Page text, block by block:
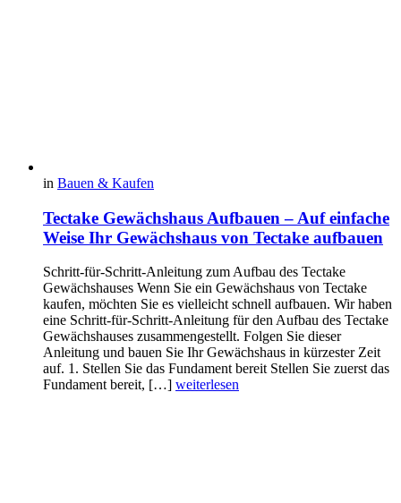
in Bauen & Kaufen
Tectake Gewächshaus Aufbauen – Auf einfache
Weise Ihr Gewächshaus von Tectake aufbauen
Schritt-für-Schritt-Anleitung zum Aufbau des Tectake
Gewächshauses Wenn Sie ein Gewächshaus von Tectake
kaufen, möchten Sie es vielleicht schnell aufbauen. Wir haben
eine Schritt-für-Schritt-Anleitung für den Aufbau des Tectake
Gewächshauses zusammengestellt. Folgen Sie dieser
Anleitung und bauen Sie Ihr Gewächshaus in kürzester Zeit
auf. 1. Stellen Sie das Fundament bereit Stellen Sie zuerst das
Fundament bereit, […] weiterlesen